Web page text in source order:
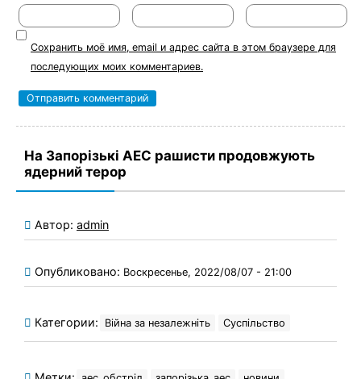
Сохранить моё имя, email и адрес сайта в этом браузере для
последующих моих комментариев.
На Запорізькі АЕС рашисти продовжують
ядерний терор
Автор: admin
Опубликовано: Воскресенье, 2022/08/07 - 21:00
Категории: Війна за незалежніть Суспільство